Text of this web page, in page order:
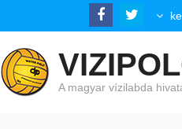
A magyar vízilabda